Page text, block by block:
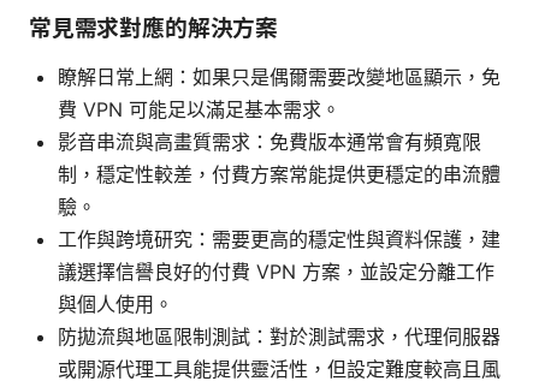
常見需求對應的解決方案
瞭解日常上網：如果只是偶爾需要改變地區顯示，免
費 VPN 可能足以滿足基本需求。
影音串流與高畫質需求：免費版本通常會有頻寬限
制，穩定性較差，付費方案常能提供更穩定的串流體
驗。
工作與跨境研究：需要更高的穩定性與資料保護，建
議選擇信譽良好的付費 VPN 方案，並設定分離工作
與個人使用。
防拋流與地區限制測試：對於測試需求，代理伺服器
或開源代理工具能提供靈活性，但設定難度較高且風